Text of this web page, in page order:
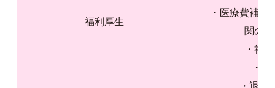
福利厚生
・医療費補助
関の
・社
・
・退職